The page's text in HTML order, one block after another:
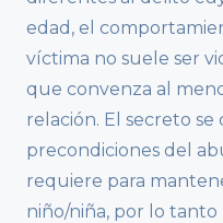
edad, el
víctima no suele ser
que convenza al
relación. El secreto
precondiciones del
requiere para
niño/niña, por lo tanto